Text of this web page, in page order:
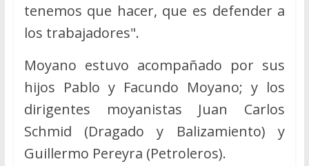
tenemos que hacer, que es defender a
los trabajadores".
Moyano estuvo acompañado por sus
hijos Pablo y Facundo Moyano; y los
dirigentes moyanistas Juan Carlos
Schmid (Dragado y Balizamiento) y
Guillermo Pereyra (Petroleros).